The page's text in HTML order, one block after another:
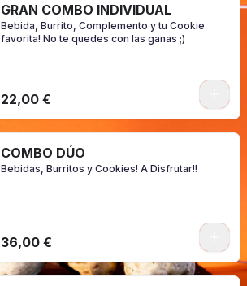
GRAN COMBO INDIVIDUAL
Bebida, Burrito, Complemento y tu Cookie
favorita! No te quedes con las ganas ;)
22,00 €
COMBO DÚO
Bebidas, Burritos y Cookies! A Disfrutar!!
36,00 €